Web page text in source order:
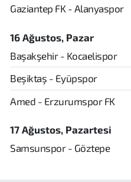
Gaziantep FK - Alanyaspor
16 Ağustos, Pazar
Başakşehir - Kocaelispor
Beşiktaş - Eyüpspor
Amed - Erzurumspor FK
17 Ağustos, Pazartesi
Samsunspor - Göztepe